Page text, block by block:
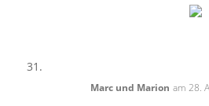
Marc und Marion am 28.